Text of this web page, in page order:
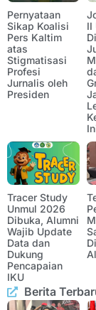
Pernyataan
Sikap Koalisi
Pers Kaltim
atas
Stigmatisasi
Profesi
Jurnalis oleh
Presiden
II
Tracer Study
Unmul 2026
Dibuka, Alumni
Wajib Update
Data dan
Dukung
Pencapaian
IKU
Berita